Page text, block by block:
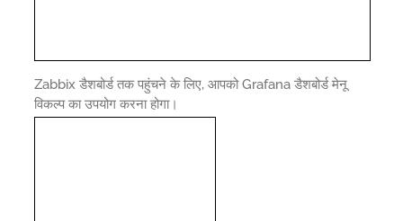
Zabbix डैशबोर्ड तक पहुंचने के लिए, आपको Grafana डैशबोर्ड मेनू
विकल्प का उपयोग करना होगा।